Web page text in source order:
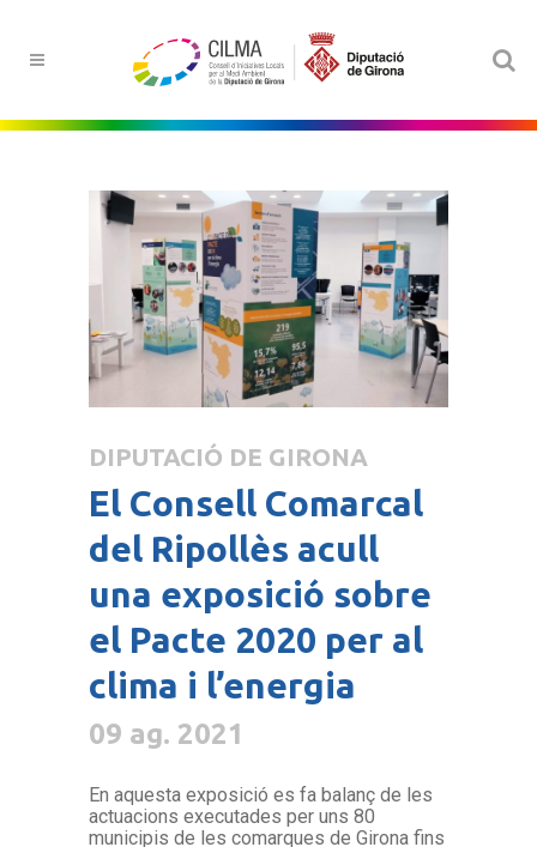
DIPUTACIÓ DE GIRONA
El Consell Comarcal
del Ripollès acull
una exposició sobre
el Pacte 2020 per al
clima i l’energia
09 ag. 2021
En aquesta exposició es fa balanç de les
actuacions executades per uns 80
municipis de les comarques de Girona fins